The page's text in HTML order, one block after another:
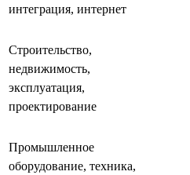
интеграция, интернет
Строительство,
недвижимость,
эксплуатация,
проектирование
Промышленное
оборудование, техника,